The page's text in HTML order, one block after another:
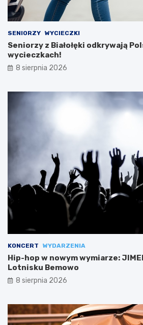
SENIORZY WYCIECZKI
Seniorzy z Białołęki odkrywają
wycieczkach!
8 sierpnia 2026
KONCERT WYDARZENIA
Hip-hop w nowym wymiarze:
Lotnisku Bemowo
8 sierpnia 2026